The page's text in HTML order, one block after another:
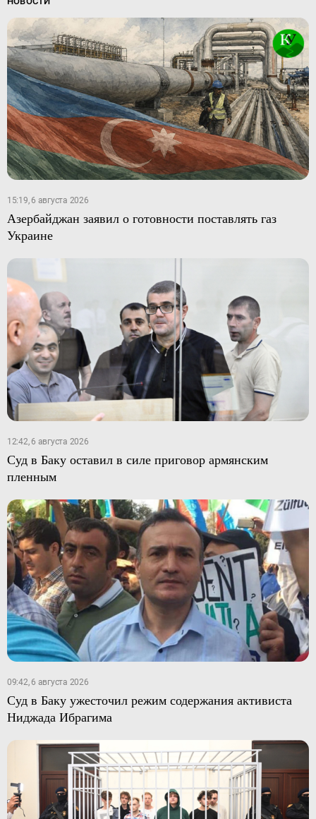
15:19, 6 августа 2026
Азербайджан заявил о готовности поставлять газ
Украине
12:42, 6 августа 2026
Суд в Баку оставил в силе приговор армянским
пленным
09:42, 6 августа 2026
Суд в Баку ужесточил режим содержания активиста
Ниджада Ибрагима